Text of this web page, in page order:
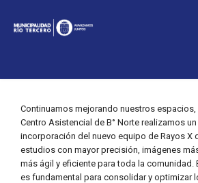
Continuamos mejorando nuestros espacios,
Centro Asistencial de B° Norte realizamos
incorporación del nuevo equipo de Rayos X
estudios con mayor precisión, imágenes
más ágil y eficiente para toda la
es fundamental para consolidar y optimizar